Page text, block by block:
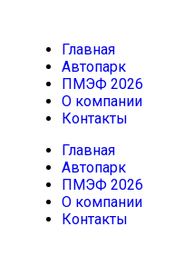
Главная
Автопарк
ПМЭФ 2026
О компании
Контакты
Главная
Автопарк
ПМЭФ 2026
О компании
Контакты